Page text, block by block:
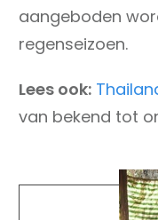
aangeboden
regenseizoen.
Lees ook:
van bekend tot